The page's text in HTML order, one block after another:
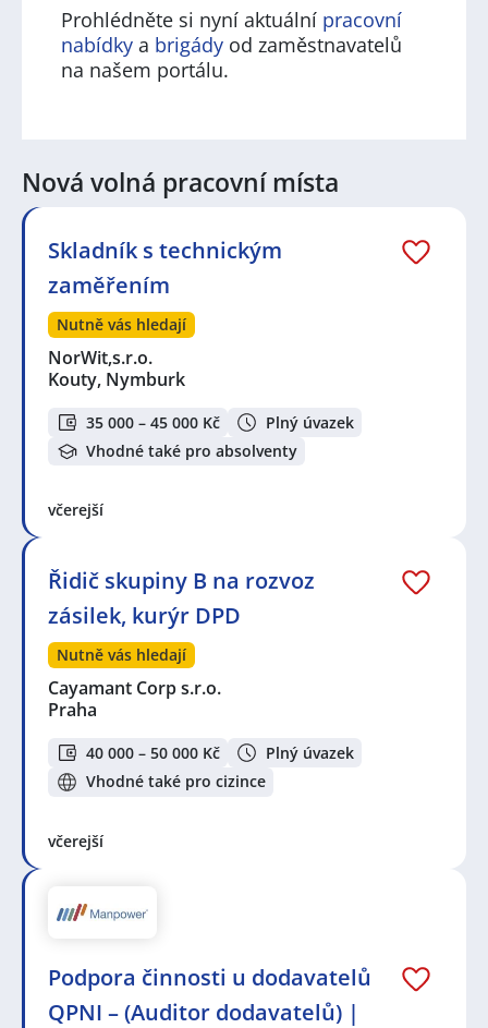
Prohlédněte si nyní aktuální pracovní
nabídky a brigády od zaměstnavatelů
na našem portálu.
Nová volná pracovní místa
Skladník s technickým
zaměřením
Nutně vás hledají
NorWit,s.r.o.
Kouty, Nymburk
35 000 – 45 000 Kč
Plný úvazek
Vhodné také pro absolventy
včerejší
Řidič skupiny B na rozvoz
zásilek, kurýr DPD
Nutně vás hledají
Cayamant Corp s.r.o.
Praha
40 000 – 50 000 Kč
Plný úvazek
Vhodné také pro cizince
včerejší
Podpora činnosti u dodavatelů
QPNI – (Auditor dodavatelů) |